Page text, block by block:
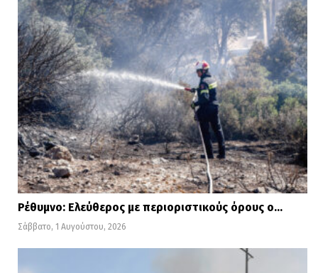
Ρέθυμνο: Ελεύθερος με περιοριστικούς όρους ο…
Σάββατο, 1 Αυγούστου, 2026